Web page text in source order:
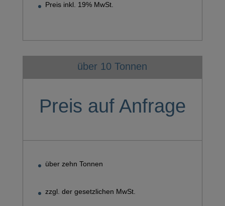
Preis inkl. 19% MwSt.
über 10 Tonnen
Preis auf Anfrage
über zehn Tonnen
zzgl. der gesetzlichen MwSt.